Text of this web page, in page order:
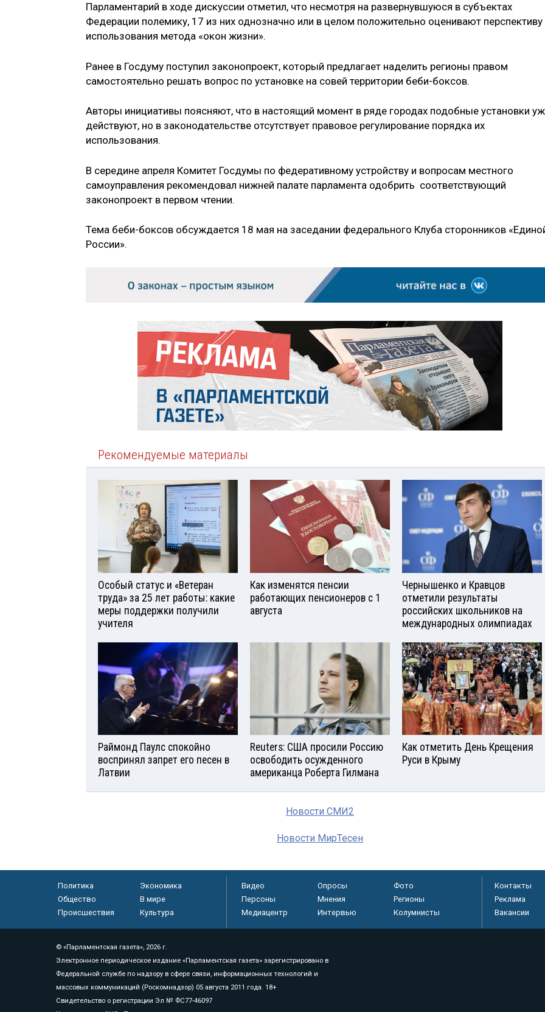
Парламентарий в ходе дискуссии отметил, что несмотря на развернувшуюся в субъектах
Федерации полемику, 17 из них однозначно или в целом положительно оценивают перспективу
использования метода «окон жизни».
Ранее в Госдуму поступил законопроект, который предлагает наделить регионы правом
самостоятельно решать вопрос по установке на совей территории беби-боксов.
Авторы инициативы поясняют, что в настоящий момент в ряде городах подобные установки
действуют, но в законодательстве отсутствует правовое регулирование порядка их
использования.
В середине апреля Комитет Госдумы по федеративному устройству и вопросам местного
самоуправления рекомендовал нижней палате парламента одобрить соответствующий
законопроект в первом чтении.
Тема беби-боксов обсуждается 18 мая на заседании федерального Клуба сторонников
России».
Рекомендуемые материалы
Особый статус и «Ветеран
труда» за 25 лет работы: какие
меры поддержки получили
учителя
Как изменятся пенсии
работающих пенсионеров с 1
августа
Чернышенко и Кравцов
отметили результаты
российских школьников на
международных олимпиадах
Раймонд Паулс спокойно
воспринял запрет его песен в
Латвии
Reuters: США просили Россию
освободить осужденного
американца Роберта Гилмана
Как отметить День Крещения
Руси в Крыму
Новости СМИ2
Новости МирТесен
Политика
Экономика
Общество
В мире
Происшествия
Культура
Видео Опросы
Фото
Персоны
Мнения
Регионы
Медиацентр
Интервью Колумнисты
Контакты
Реклама
Вакансии
© «Парламентская газета», 2026 г.
Электронное периодическое издание «Парламентская газета» зарегистрировано в
Федеральной службе по надзору в сфере связи, информационных технологий и
массовых коммуникаций (Роскомнадзор) 05 августа 2011 года. 18+
Свидетельство о регистрации Эл № ФС77-46097